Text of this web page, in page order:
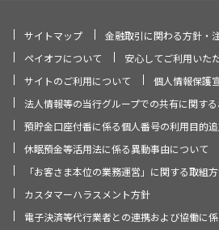
サイトマップ
金融取引に関わる方針・
ペイオフについて
安心してご利用いた
サイトのご利用について
個人情報保護
法人情報等の当行グループでの共有に関す
預貯金口座付番に係る個人番号の利用目的
休眠預金等活用法に係る異動事由について
「お客さま本位の業務運営」に関する取組
カスタマーハラスメント方針
電子決済等代行業者との連携および協働に